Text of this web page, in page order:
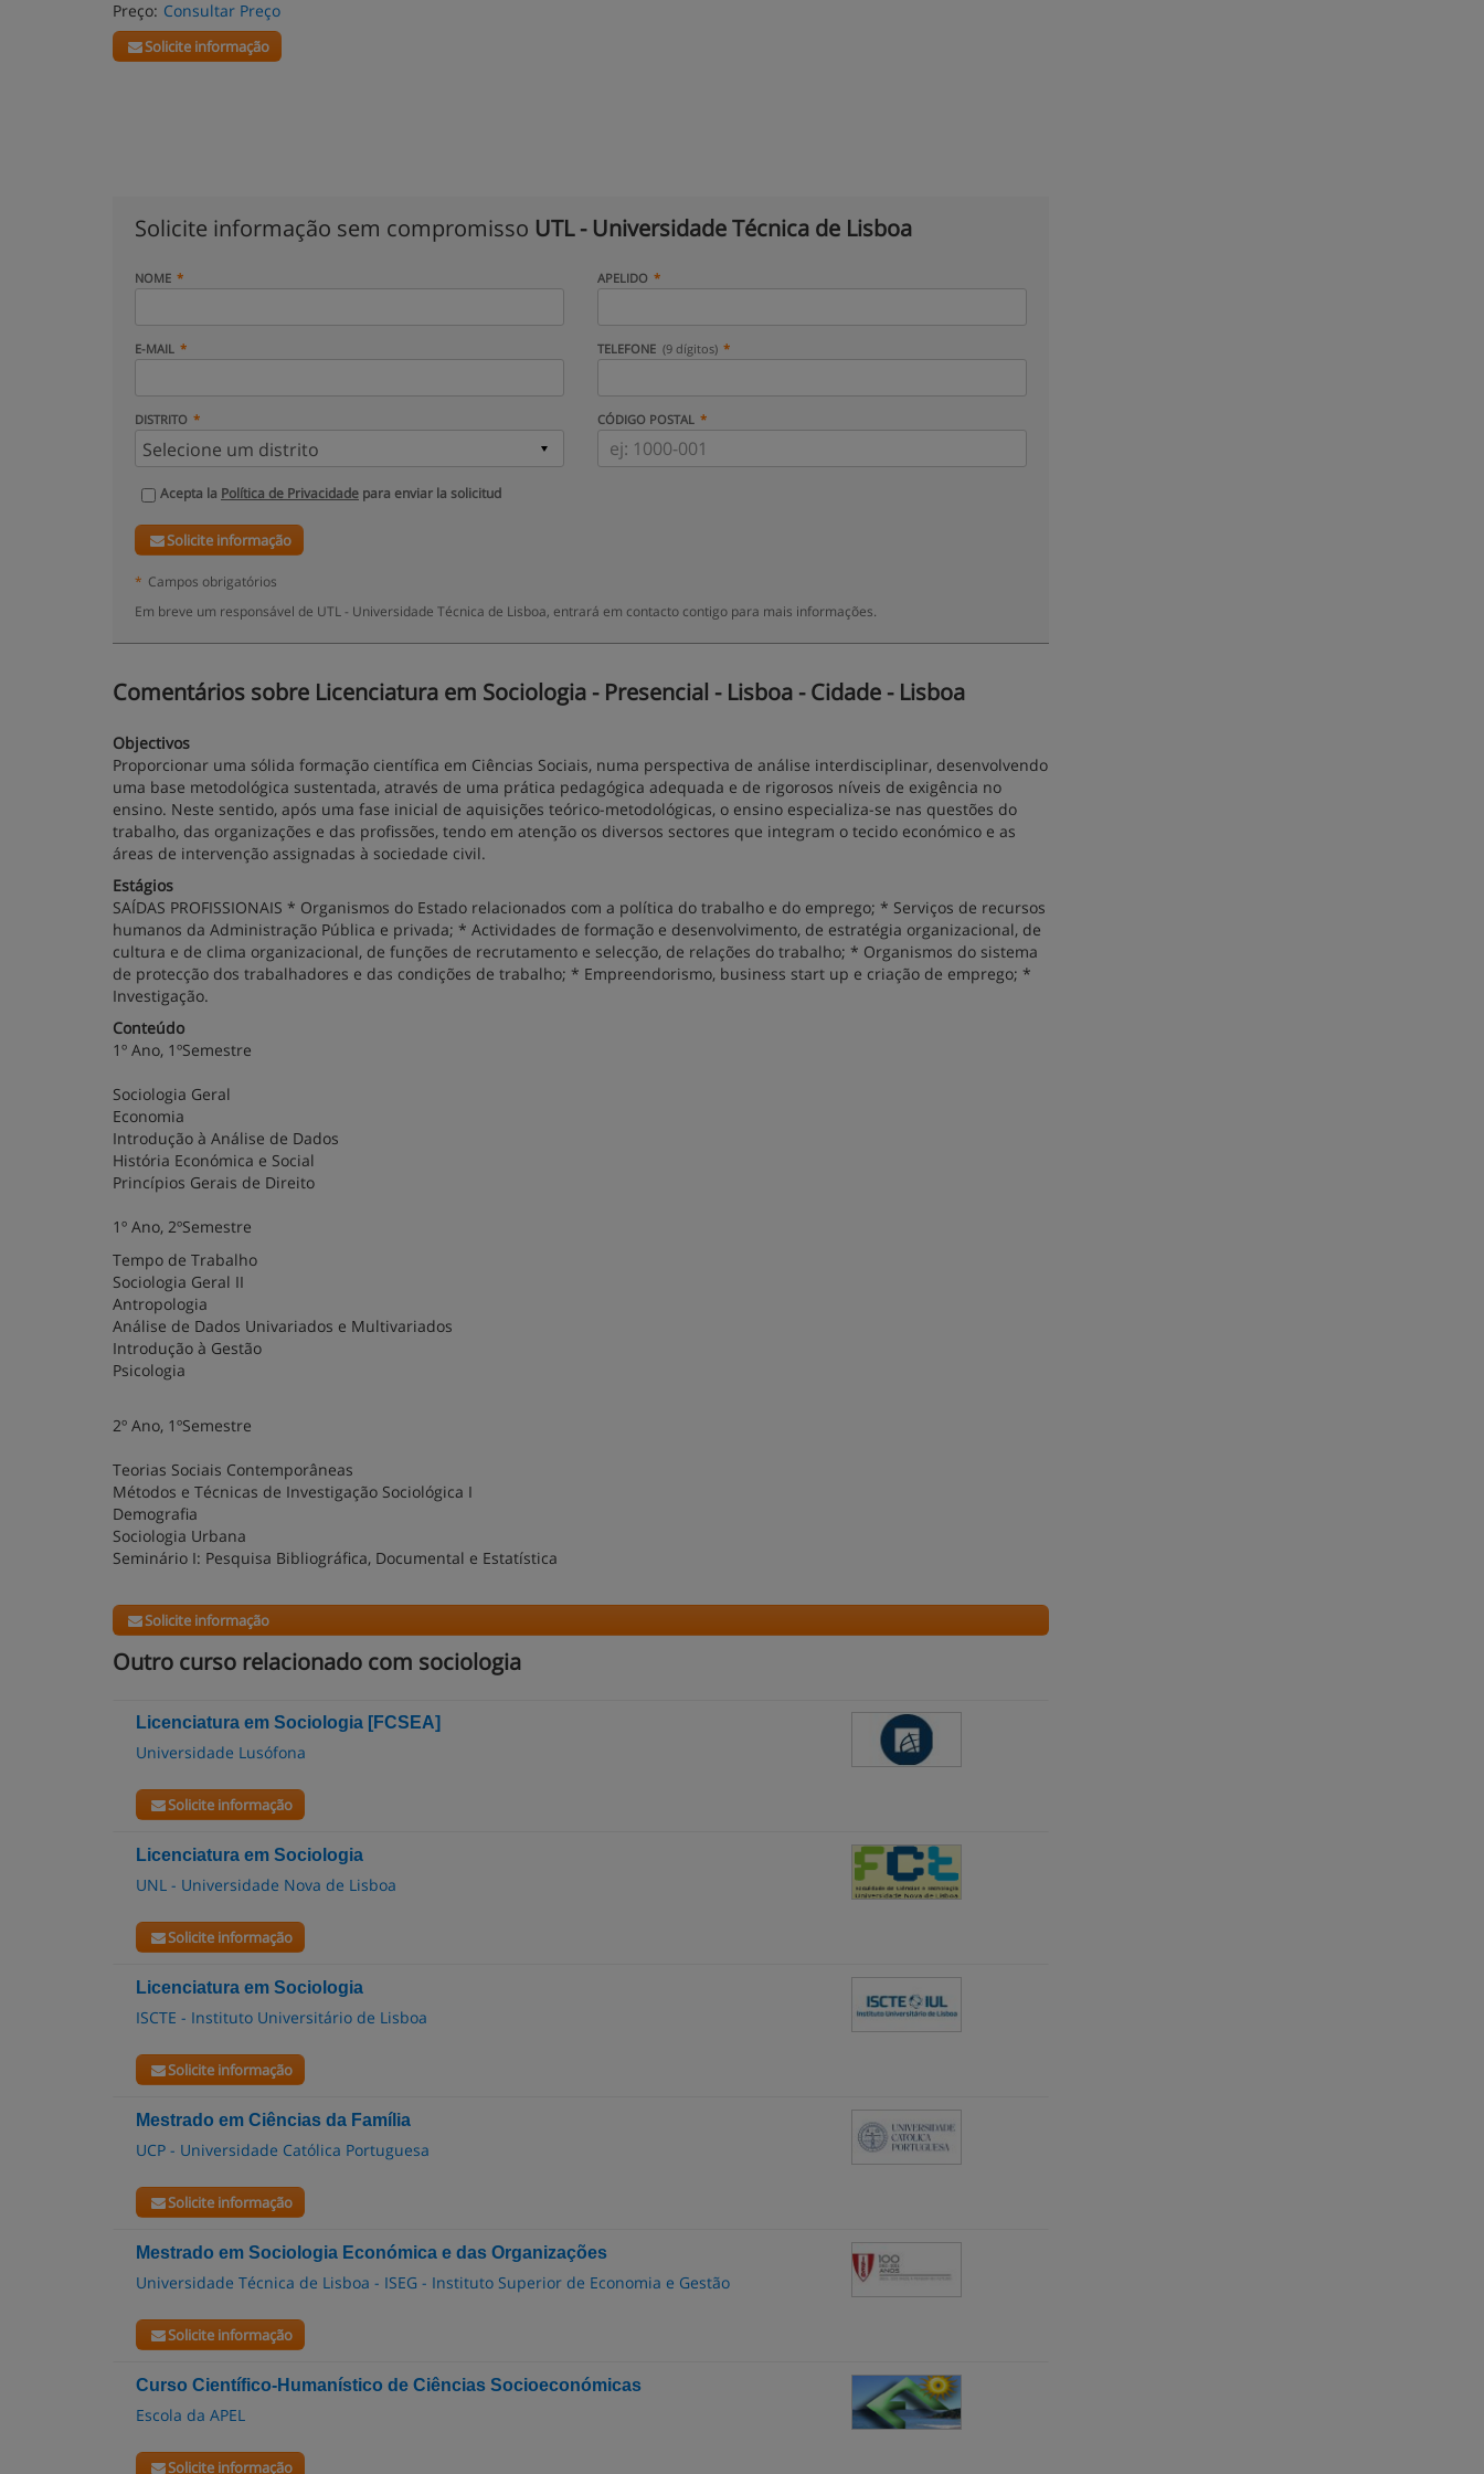
Preço: Consultar Preço
Solicite informação
Solicite informação sem compromisso UTL - Universidade Técnica de Lisboa
NOME APELIDO
E-MAIL TELEFONE (9 dígitos)
DISTRITO CÓDIGO POSTAL
Acepta la Política de Privacidade para enviar la solicitud
Solicite informação
* Campos obrigatórios
Em breve um responsável de UTL - Universidade Técnica de Lisboa, entrará em contacto contigo para mais informações.
Comentários sobre Licenciatura em Sociologia - Presencial - Lisboa - Cidade - Lisboa
Objectivos
Proporcionar uma sólida formação científica em Ciências Sociais, numa perspectiva de análise interdisciplinar, desenvolvendo
uma base metodológica sustentada, através de uma prática pedagógica adequada e de rigorosos níveis de exigência no
ensino. Neste sentido, após uma fase inicial de aquisições teórico-metodológicas, o ensino especializa-se nas questões do
trabalho, das organizações e das profissões, tendo em atenção os diversos sectores que integram o tecido económico e as
áreas de intervenção assignadas à sociedade civil.
Estágios
SAÍDAS PROFISSIONAIS * Organismos do Estado relacionados com a política do trabalho e do emprego; * Serviços de recursos
humanos da Administração Pública e privada; * Actividades de formação e desenvolvimento, de estratégia organizacional, de
cultura e de clima organizacional, de funções de recrutamento e selecção, de relações do trabalho; * Organismos do sistema
de protecção dos trabalhadores e das condições de trabalho; * Empreendorismo, business start up e criação de emprego; *
Investigação.
Conteúdo
1º Ano, 1ºSemestre
Sociologia Geral
Economia
Introdução à Análise de Dados
História Económica e Social
Princípios Gerais de Direito
1º Ano, 2ºSemestre
Tempo de Trabalho
Sociologia Geral II
Antropologia
Análise de Dados Univariados e Multivariados
Introdução à Gestão
Psicologia
2º Ano, 1ºSemestre
Teorias Sociais Contemporâneas
Métodos e Técnicas de Investigação Sociológica I
Demografia
Sociologia Urbana
Seminário I: Pesquisa Bibliográfica, Documental e Estatística
Solicite informação
Outro curso relacionado com sociologia
Licenciatura em Sociologia [FCSEA]
Universidade Lusófona
Solicite informação
Licenciatura em Sociologia
UNL - Universidade Nova de Lisboa
Solicite informação
Licenciatura em Sociologia
ISCTE - Instituto Universitário de Lisboa
Solicite informação
Mestrado em Ciências da Família
UCP - Universidade Católica Portuguesa
Solicite informação
Mestrado em Sociologia Económica e das Organizações
Universidade Técnica de Lisboa - ISEG - Instituto Superior de Economia e Gestão
Solicite informação
Curso Científico-Humanístico de Ciências Socioeconómicas
Escola da APEL
Solicite informação